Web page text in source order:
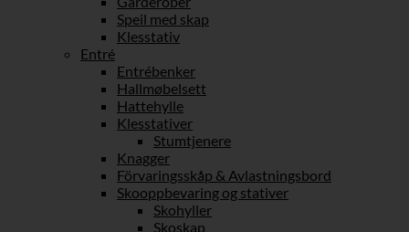
Speil med skap
Klesstativ
Entré
Entrébenker
Hallmøbelsett
Hattehylle
Klesstativer
Stumtjenere
Knagger
Förvaringsskåp & Avlastningsbord
Skooppbevaring og stativer
Skohyller
Skoskap